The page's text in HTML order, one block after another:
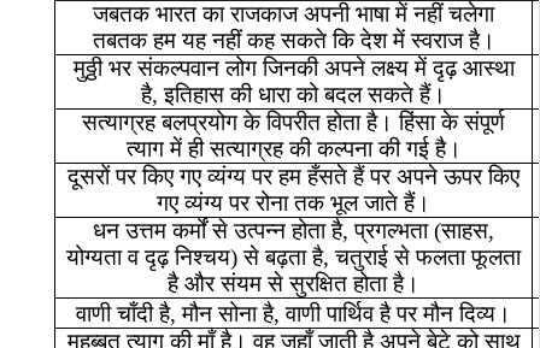
जबतक भारत का राजकाज अपनी भाषा में नहीं चलेगा
तबतक हम यह नहीं कह सकते कि देश में स्वराज है।
मुठ्ठी भर संकल्पवान लोग जिनकी अपने लक्ष्य में दृढ़ आस्था
है,इतिहास की धारा को बदल सकते हैं।
सत्याग्रह बलप्रयोग के विपरीत होता है। हिंसा के संपूर्ण
त्याग में ही सत्याग्रह की कल्पना की गई है।
दूसरों पर किए गए व्यंग्य पर हम हँसते हैं पर अपने ऊपर किए
गए व्यंग्य पर रोना तक भूल जाते हैं।
धन उत्तम कर्मों से उत्पन्न होता है,प्रगल्भता(साहस,
योग्यता व दृढ़ निश्चय)से बढ़ता है,चतुराई से फलता फूलता
है और संयम से सुरक्षित होता है।
वाणी चाँदी है,मौन सोना है,वाणी पार्थिव है पर मौन दिव्य।
मुहब्बत त्याग की माँ है। वह जहाँ जाती है अपने बेटे को साथ